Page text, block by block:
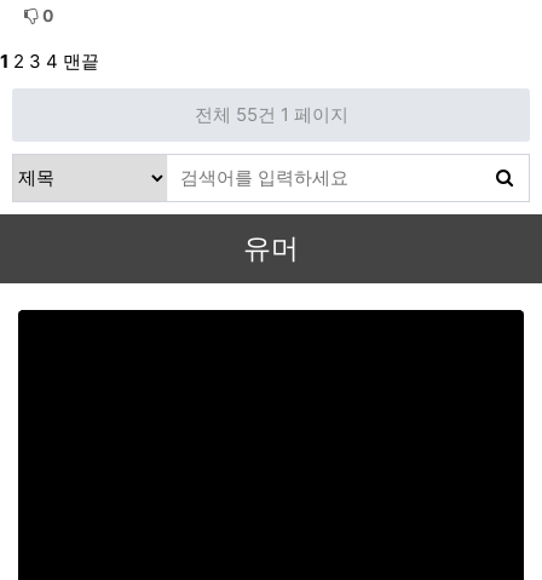
0
1 2 3 4 맨끝
전체 55건 1 페이지
유머